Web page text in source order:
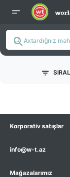
Korporativ satışlar
info@w-t.az
Mağazalarımız